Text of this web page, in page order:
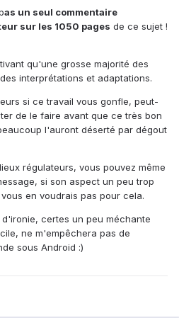
as un seul commentaire
sur les 1050 pages de ce sujet !
qu'une grosse majorité des
interprétations et adaptations.
si ce travail vous gonfle, peut-
de le faire avant que ce très bon
l'auront déserté par dégout
régulateurs, vous pouvez même
si son aspect un peu trop
en voudrais pas pour cela.
certes un peu méchante
ne m'empêchera pas de
sous Android :)